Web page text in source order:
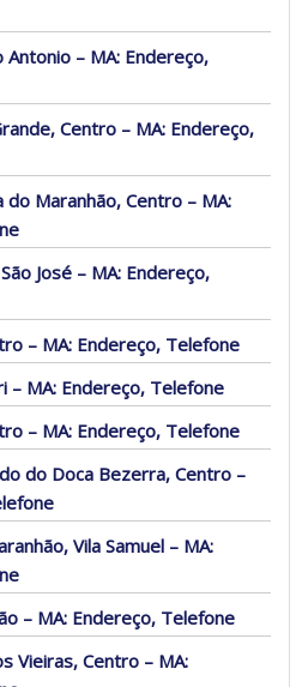
Antonio – MA: Endereço,
Centro – MA: Endereço,
do Maranhão, Centro – MA:
José – MA: Endereço,
– MA: Endereço, Telefone
– MA: Endereço, Telefone
– MA: Endereço, Telefone
do Doca Bezerra, Centro –
Vila Samuel – MA:
– MA: Endereço, Telefone
Vieiras, Centro – MA: